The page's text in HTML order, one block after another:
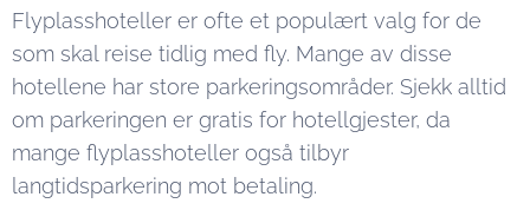
Flyplasshoteller er ofte et populært valg for de
som skal reise tidlig med fly. Mange av disse
hotellene har store parkeringsområder. Sjekk alltid
om parkeringen er gratis for hotellgjester, da
mange flyplasshoteller også tilbyr
langtidsparkering mot betaling.